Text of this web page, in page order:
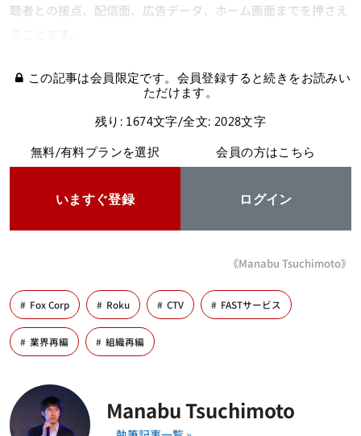
聴者との接点、配信面、広告データ、ホーム画面までを押さえ
この記事は会員限定です。会員登録すると続きをお読みい
ただけます。
残り: 1674文字/全文: 2028文字
無料/有料プランを選択
いますぐ登録
会員の方はこちら
ログイン
《Manabu Tsuchimoto》
Fox Corp Roku CTV FASTサービス
業界再編 組織再編
Manabu Tsuchimoto